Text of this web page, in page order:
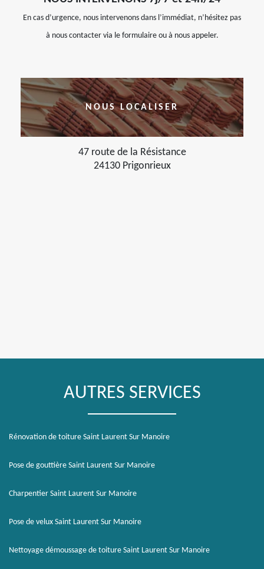
En cas d’urgence, nous intervenons dans l’immédiat, n’hésitez pas
à nous contacter via le formulaire ou à nous appeler.
NOUS LOCALISER
47 route de la Résistance
24130 Prigonrieux
AUTRES SERVICES
Rénovation de toiture Saint Laurent Sur Manoire
Pose de gouttière Saint Laurent Sur Manoire
Charpentier Saint Laurent Sur Manoire
Pose de velux Saint Laurent Sur Manoire
Nettoyage démoussage de toiture Saint Laurent Sur Manoire